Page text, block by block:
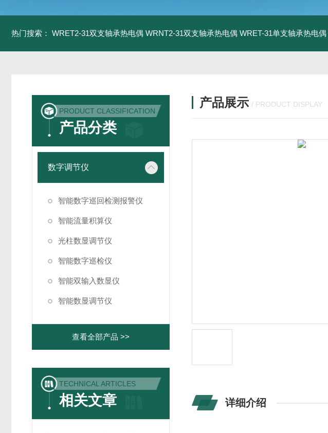
热门搜索： WRET2-31双支轴承热电偶 WRNT2-31双支轴承热电偶 WRET-31单支轴承热电偶
PRODUCT CLASSIFICATION
产品分类
数字调节仪
智能数字巡回检测报警仪
智能流量积算仪
光柱数显调节仪
智能数字巡检仪
智能双输入数显仪
智能数显调节仪
查看全部产品 >>
TECHNICAL ARTICLES
相关文章
产品展示 / PRODUCT DISPLAY
详细介绍